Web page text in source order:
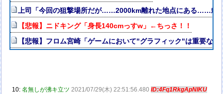
上司「今回の狙撃場所だが……2000km離れた地点にある……頼
【悲報】ニドキング「身長140cmっすw」←ちっさ！！
【悲報】フロム宮崎「ゲームにおいて"グラフィック"は重要な要
10:名無しが沸キ立ツ 2021/07/29(木) 22:51:56.480ID:4Fq1RkgApNIKU